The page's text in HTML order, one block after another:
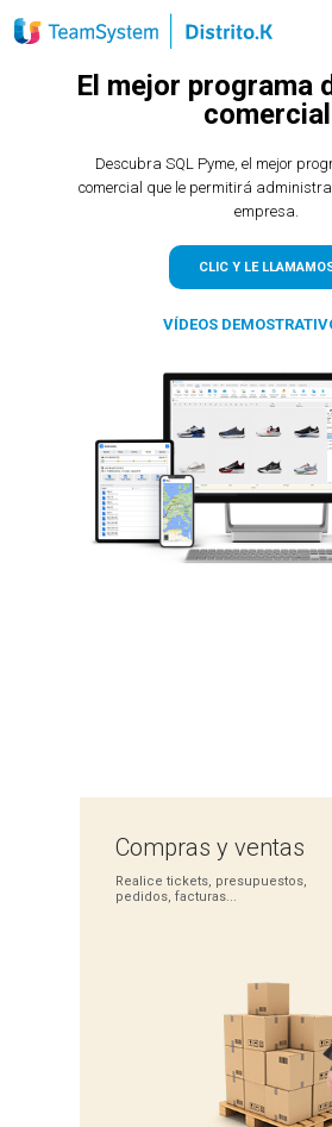
El mejor programa
comercial
Descubra SQL Pyme, el mejor
comercial que le permitirá
empresa.
CLIC Y LE
VÍDEOS
Comprasy ventas
Realice tickets, presupuestos,
pedidos, facturas...